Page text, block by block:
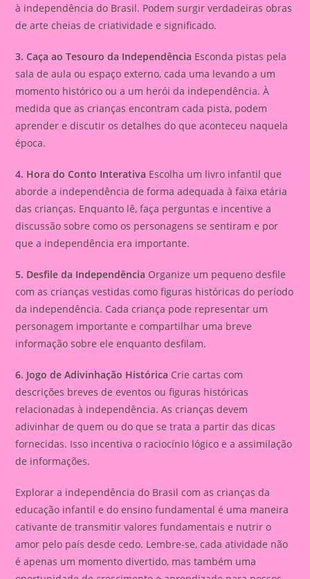
à independência do Brasil. Podem surgir verdadeiras obras
de arte cheias de criatividade e significado.
3. Caça ao Tesouro da Independência Esconda pistas pela
sala de aula ou espaço externo, cada uma levando a um
momento histórico ou a um herói da independência. À
medida que as crianças encontram cada pista, podem
aprender e discutir os detalhes do que aconteceu naquela
época.
4. Hora do Conto Interativa Escolha um livro infantil que
aborde a independência de forma adequada à faixa etária
das crianças. Enquanto lê, faça perguntas e incentive a
discussão sobre como os personagens se sentiram e por
que a independência era importante.
5. Desfile da Independência Organize um pequeno desfile
com as crianças vestidas como figuras históricas do período
da independência. Cada criança pode representar um
personagem importante e compartilhar uma breve
informação sobre ele enquanto desfilam.
6. Jogo de Adivinhação Histórica Crie cartas com
descrições breves de eventos ou figuras históricas
relacionadas à independência. As crianças devem
adivinhar de quem ou do que se trata a partir das dicas
fornecidas. Isso incentiva o raciocínio lógico e a assimilação
de informações.
Explorar a independência do Brasil com as crianças da
educação infantil e do ensino fundamental é uma maneira
cativante de transmitir valores fundamentais e nutrir o
amor pelo país desde cedo. Lembre-se, cada atividade não
é apenas um momento divertido, mas também uma